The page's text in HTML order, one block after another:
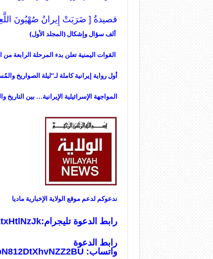
قصيدةُ [ ضَرَبَتْ إِيرانُ صُهْيُونَ
ألف سؤال وإشكال (المجلد الأول)
القوات اليمنية تعلن بدء المرحلة الرابعة
أول رواية إيرانية كاملة لـ”ليلة الصواريخ
المواجهة الإسرائيلية الإيرانية… بين التاريخ
ندعوكم لدعم موقع الولاية الإخبارية ماديا
رابط الدعوة تليجرام:
رابط الدعوة
واتساب: